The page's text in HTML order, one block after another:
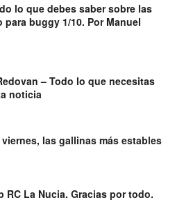
lo que debes saber sobre las
para buggy 1/10. Por Manuel
– Todo lo que necesitas
noticia
las gallinas más estables
RC La Nucia. Gracias por todo.